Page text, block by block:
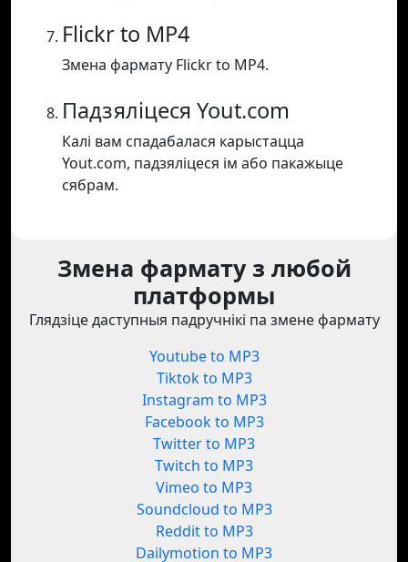
Flickr to MP4
Змена фармату Flickr to MP4.
Падзяліцеся Yout.com
Калі вам спадабалася карыстацца
Yout.com, падзяліцеся ім або пакажыце
сябрам.
Змена фармату з любой
платформы
Глядзіце даступныя падручнікі па змене фармату
Youtube to MP3
Tiktok to MP3
Instagram to MP3
Facebook to MP3
Twitter to MP3
Twitch to MP3
Vimeo to MP3
Soundcloud to MP3
Reddit to MP3
Dailymotion to MP3